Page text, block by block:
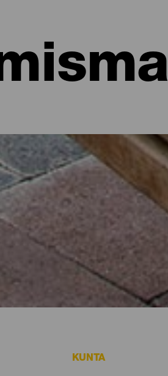
hotellit, asunnot...
meren rannalla tai viehättävässä
matkailijoille kautta koko saaren
tai irrottaudu rutiineista muutamaksi
KUNTA